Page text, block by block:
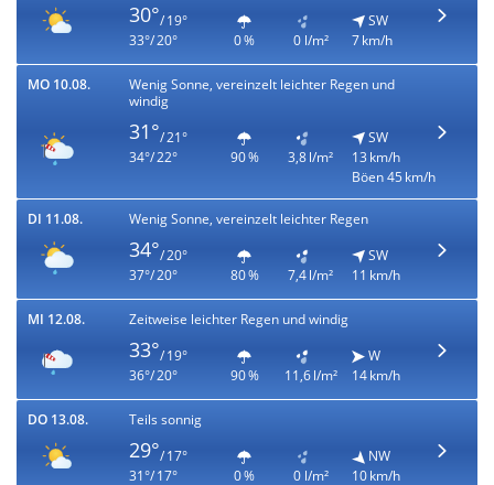
30°/ 19°
33°/ 20°
0 % 0 l/m²
SW
7 km/h
MO 10.08.
Wenig Sonne, vereinzelt leichter Regen und
windig
31°/ 21°
34°/ 22°
90 % 3,8 l/m²
SW
13 km/h
Böen 45 km/h
DI 11.08. Wenig Sonne, vereinzelt leichter Regen
34°/ 20°
37°/ 20°
80 % 7,4 l/m²
SW
11 km/h
MI 12.08. Zeitweise leichter Regen und windig
33°/ 19°
36°/ 20°
90 % 11,6 l/m²
W
14 km/h
DO 13.08. Teils sonnig
29°/ 17°
31°/ 17°
0 % 0 l/m²
NW
10 km/h